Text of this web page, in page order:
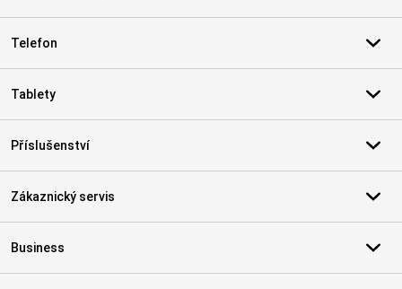
Telefon
Tablety
Příslušenství
Zákaznický servis
Business